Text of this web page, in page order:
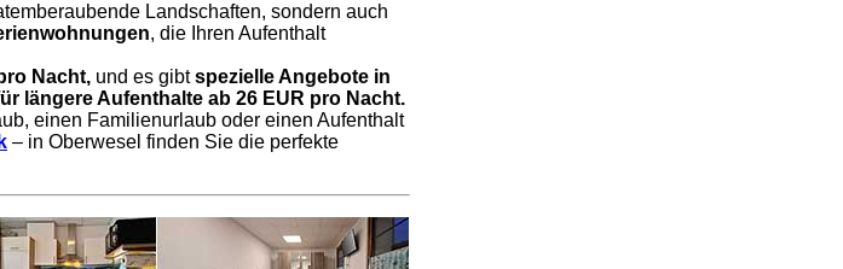
Landschaften, sondern auch
, die Ihren Aufenthalt
Nacht, und es gibtspezielle Angebote in
längere Aufenthalte ab 26 EUR pro Nacht.
einen Familienurlaub oder einen Aufenthalt
– in Oberwesel finden Sie die perfekte